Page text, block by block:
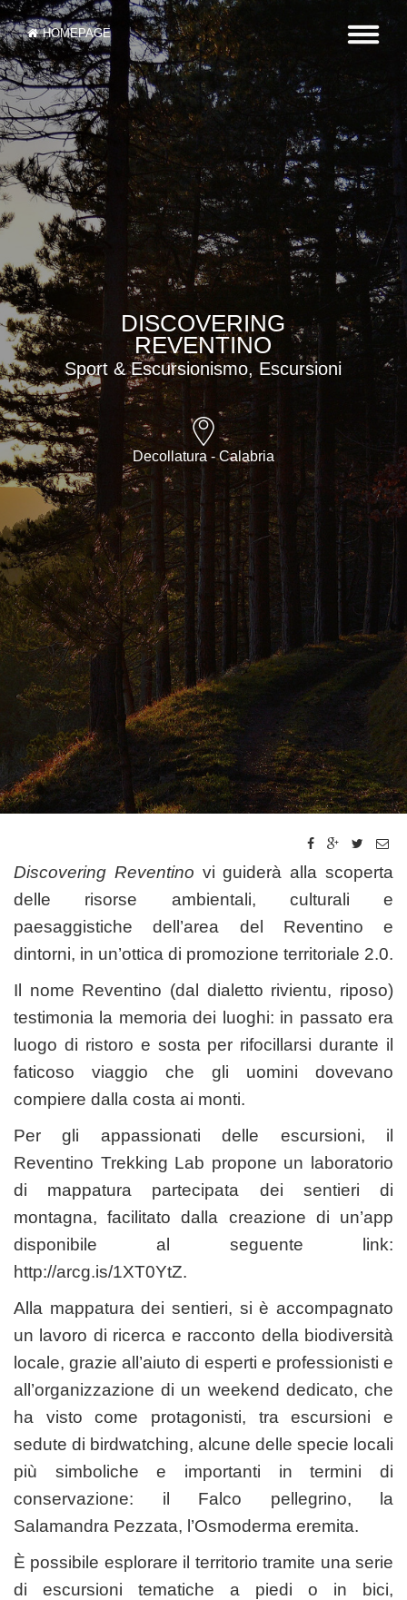
HOMEPAGE
DISCOVERING
REVENTINO
Sport & Escursionismo, Escursioni
Decollatura - Calabria
Discovering Reventino vi guiderà alla scoperta
delle risorse ambientali, culturali e
paesaggistiche dell’area del Reventino e
dintorni, in un’ottica di promozione territoriale 2.0.
Il nome Reventino (dal dialetto rivientu, riposo)
testimonia la memoria dei luoghi: in passato era
luogo di ristoro e sosta per rifocillarsi durante il
faticoso viaggio che gli uomini dovevano
compiere dalla costa ai monti.
Per gli appassionati delle escursioni, il
Reventino Trekking Lab propone un laboratorio
di mappatura partecipata dei sentieri di
montagna, facilitato dalla creazione di un’app
disponibile al seguente link:
http://arcg.is/1XT0YtZ.
Alla mappatura dei sentieri, si è accompagnato
un lavoro di ricerca e racconto della biodiversità
locale, grazie all’aiuto di esperti e professionisti e
all’organizzazione di un weekend dedicato, che
ha visto come protagonisti, tra escursioni e
sedute di birdwatching, alcune delle specie locali
più simboliche e importanti in termini di
conservazione: il Falco pellegrino, la
Salamandra Pezzata, l’Osmoderma eremita.
È possibile esplorare il territorio tramite una serie
di escursioni tematiche a piedi o in bici,